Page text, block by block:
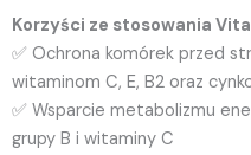
Korzyści ze stosowania
✅ Ochrona komórek przed
witaminom C, E, B2 oraz
✅ Wsparcie metabolizmu
grupy B i witaminy C